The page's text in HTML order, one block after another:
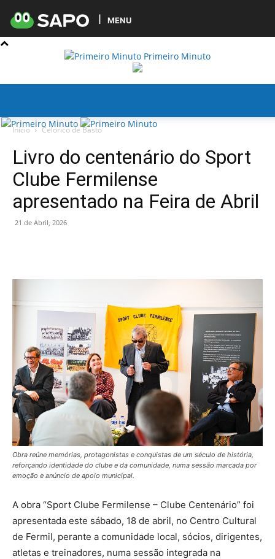
MENU
Primeiro Minuto
Início Celorico de Basto
Livro do centenário do Sport
Clube Fermilense
apresentado na Feira de Abril
21 de Abril, 2026
Obra reúne memórias, protagonistas e conquistas de um século de história,
reforçando identidade do clube e da comunidade, numa sessão marcada por
emoção e anúncio de apoio municipal.
A obra “Sport Clube Fermilense – Clube Centenário” foi
apresentada este sábado, 18 de abril, no Centro Cultural
de Fermil, perante a comunidade local, sócios, dirigentes,
atletas e treinadores, numa sessão integrada na